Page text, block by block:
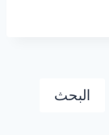
البحث